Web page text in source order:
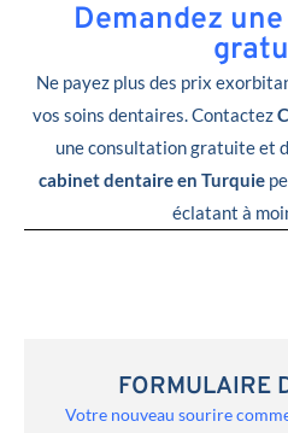
Demandez
Ne payez plus des prix
vos soins dentaires. Contactez
une consultation gratuite et
cabinet dentaire en Turquie
éclatant à
FORMULAIRE
Votre nouveau sourire